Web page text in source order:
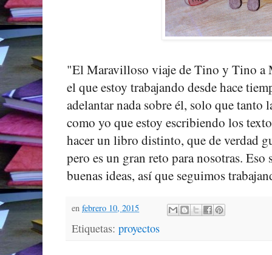
"El Maravilloso viaje de Tino y Tino a
el que estoy trabajando desde hace
adelantar nada sobre él, solo que tanto
como yo que estoy escribiendo los
hacer un libro distinto, que de verdad
pero es un gran reto para nosotras.
buenas ideas, así que seguimos
en febrero 10, 2015
Etiquetas: proyectos